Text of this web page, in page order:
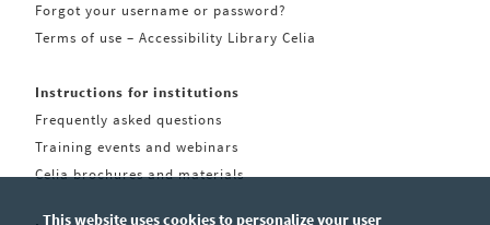
Forgot your username or password?
Terms of use – Accessibility Library Celia
Instructions for institutions
Frequently asked questions
Training events and webinars
Celia brochures and materials
This website uses cookies to personalize your user